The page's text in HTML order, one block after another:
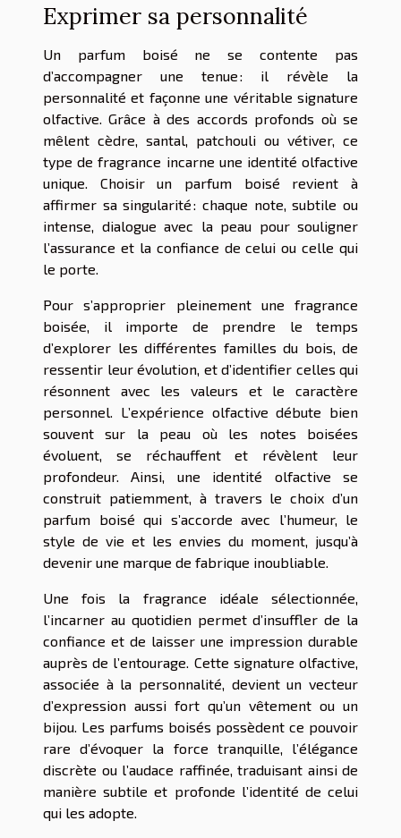
Exprimer sa personnalité
Un parfum boisé ne se contente pas
d’accompagner une tenue : il révèle la
personnalité et façonne une véritable signature
olfactive. Grâce à des accords profonds où se
mêlent cèdre, santal, patchouli ou vétiver, ce
type de fragrance incarne une identité olfactive
unique. Choisir un parfum boisé revient à
affirmer sa singularité : chaque note, subtile ou
intense, dialogue avec la peau pour souligner
l’assurance et la confiance de celui ou celle qui
le porte.
Pour s’approprier pleinement une fragrance
boisée, il importe de prendre le temps
d’explorer les différentes familles du bois, de
ressentir leur évolution, et d’identifier celles qui
résonnent avec les valeurs et le caractère
personnel. L’expérience olfactive débute bien
souvent sur la peau où les notes boisées
évoluent, se réchauffent et révèlent leur
profondeur. Ainsi, une identité olfactive se
construit patiemment, à travers le choix d’un
parfum boisé qui s’accorde avec l’humeur, le
style de vie et les envies du moment, jusqu’à
devenir une marque de fabrique inoubliable.
Une fois la fragrance idéale sélectionnée,
l’incarner au quotidien permet d’insuffler de la
confiance et de laisser une impression durable
auprès de l’entourage. Cette signature olfactive,
associée à la personnalité, devient un vecteur
d’expression aussi fort qu’un vêtement ou un
bijou. Les parfums boisés possèdent ce pouvoir
rare d’évoquer la force tranquille, l’élégance
discrète ou l’audace raffinée, traduisant ainsi de
manière subtile et profonde l’identité de celui
qui les adopte.